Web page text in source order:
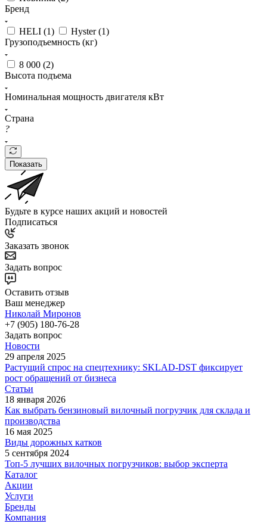
Бренд
HELI (1) Hyster (1)
Грузоподъемность (кг)
8 000 (2)
Высота подъема
Номинальная мощность двигателя кВт
Страна
?
Показать
Будьте в курсе наших акций и новостей
Подписаться
Заказать звонок
Задать вопрос
Оставить отзыв
Ваш менеджер
Николай Миронов
+7 (905) 180-76-28
Задать вопрос
Новости
29 апреля 2025
Растущий спрос на спецтехнику: SKLAD-DST фиксирует
рост обращений от бизнеса
Статьи
18 января 2026
Как выбрать бензиновый вилочный погрузчик для склада и
производства
16 мая 2025
Виды дорожных катков
5 сентября 2024
Топ-5 лучших вилочных погрузчиков: выбор эксперта
Каталог
Акции
Услуги
Бренды
Компания